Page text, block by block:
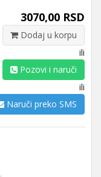
3070,00 RSD
Dodaj u korpu
ili
Pozovi i naruči
ili
Naruči preko SMS